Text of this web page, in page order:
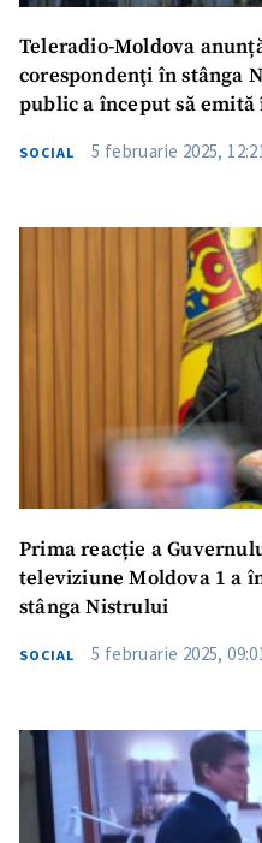
Teleradio-Moldova
corespondenţi în stânga
public a început să emită
SOCIAL 5 februarie 2025,
Prima reacție a
televiziune Moldova 1 a
stânga Nistrului
SOCIAL 5 februarie 2025, 09:01